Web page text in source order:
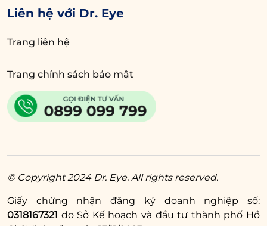
Liên hệ với Dr. Eye
Trang liên hệ
Trang chính sách bảo mật
© Copyright 2024 Dr. Eye. All rights reserved.
Giấy chứng nhận đăng ký doanh nghiệp số:
0318167321 do Sở Kế hoạch và đầu tư thành phố Hồ